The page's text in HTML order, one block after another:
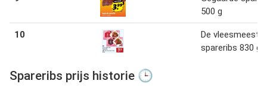
500 g
10
De
spareribs 830 g
Spareribs prijs historie 🕒